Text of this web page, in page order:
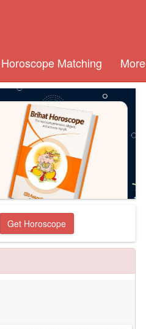
Horoscope Matching More
Get Horoscope